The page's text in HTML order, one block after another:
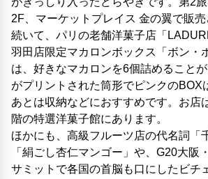
2F、マーケットプレイス 金の翼で販売
続いて、パリの老舗洋菓子店「
羽田店限定マカロンボックス「ボン・
は、好きなマカロンを6個詰めること
がプリントされた筒形でピンクのBOX
あとは収納などにおすすめです。お店
階の特選洋菓子館にあります。
ほかにも、高級フルーツ店の代名詞「
「絹ごし杏仁マンゴー」や、G20大阪
サミットで各国の首脳も口にしたビチ